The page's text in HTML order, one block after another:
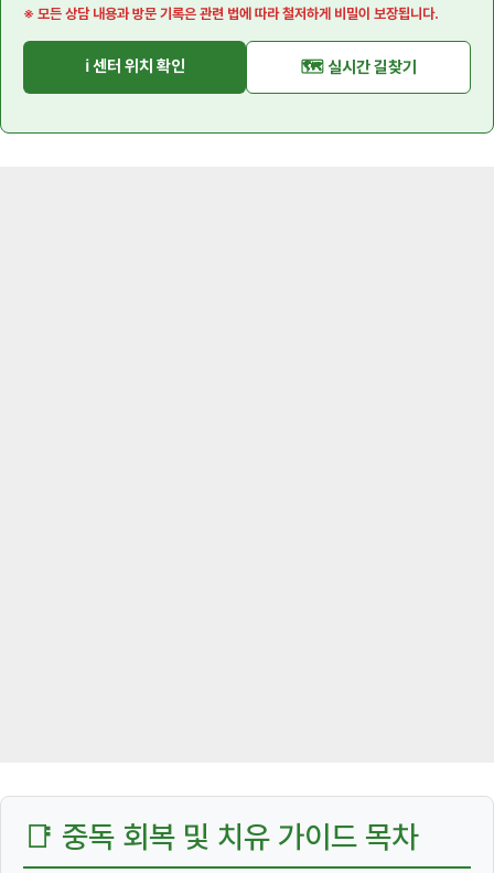
※ 모든 상담 내용과 방문 기록은 관련 법에 따라 철저하게 비밀이 보장됩니다.
ℹ️ 센터 위치 확인 🗺️ 실시간 길찾기
📑 중독 회복 및 치유 가이드 목차